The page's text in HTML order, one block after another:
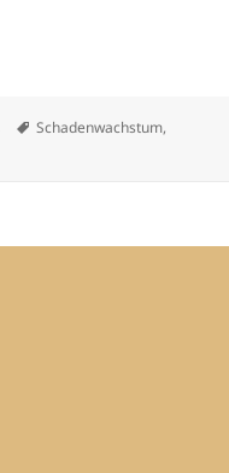
Schlagwörter
Schadenwachstum,